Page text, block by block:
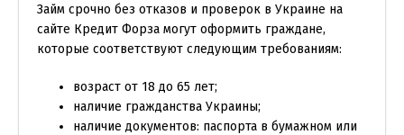
Займ срочно без отказов и проверок в Украине на
сайте Кредит Форза могут оформить граждане,
которые соответствуют следующим требованиям:
возраст от 18 до 65 лет;
наличие гражданства Украины;
наличие документов: паспорта в бумажном или